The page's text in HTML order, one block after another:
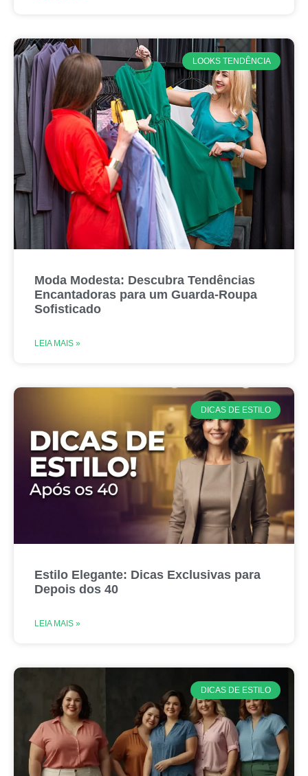
LOOKS TENDÊNCIA
Moda Modesta: Descubra Tendências
Encantadoras para um Guarda-Roupa
Sofisticado
LEIA MAIS »
DICAS DE ESTILO
Estilo Elegante: Dicas Exclusivas para
Depois dos 40
LEIA MAIS »
DICAS DE ESTILO